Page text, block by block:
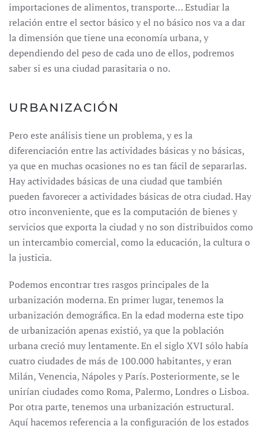
importaciones de alimentos, transporte… Estudiar la
relación entre el sector básico y el no básico nos va a dar
la dimensión que tiene una economía urbana, y
dependiendo del peso de cada uno de ellos, podremos
saber si es una ciudad parasitaria o no.
URBANIZACIÓN
Pero este análisis tiene un problema, y es la
diferenciación entre las actividades básicas y no básicas,
ya que en muchas ocasiones no es tan fácil de separarlas.
Hay actividades básicas de una ciudad que también
pueden favorecer a actividades básicas de otra ciudad. Hay
otro inconveniente, que es la computación de bienes y
servicios que exporta la ciudad y no son distribuidos como
un intercambio comercial, como la educación, la cultura o
la justicia.
Podemos encontrar tres rasgos principales de la
urbanización moderna. En primer lugar, tenemos la
urbanización demográfica. En la edad moderna este tipo
de urbanización apenas existió, ya que la población
urbana creció muy lentamente. En el siglo XVI sólo había
cuatro ciudades de más de 100.000 habitantes, y eran
Milán, Venencia, Nápoles y París. Posteriormente, se le
unirían ciudades como Roma, Palermo, Londres o Lisboa.
Por otra parte, tenemos una urbanización estructural.
Aquí hacemos referencia a la configuración de los estados